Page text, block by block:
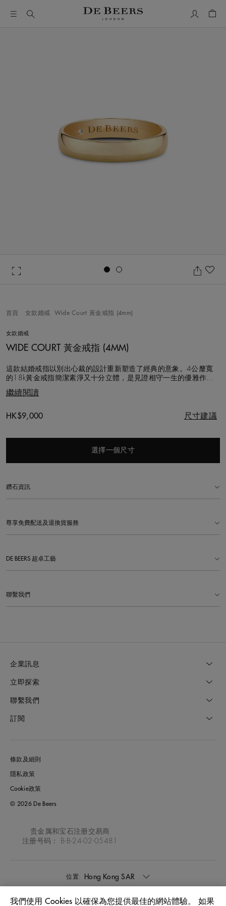
首頁 女款婚戒 Wide Court 黃金戒指 (4mm)
女款婚戒
WIDE COURT 黃金戒指 (4MM)
這款結婚戒指以別出心裁的設計重新塑造了經典的意象。4公釐寬
的18k黃金戒指簡潔素淨又十分立體，是見證相守一生的優雅作
繼續閱讀
Original price
HK$9,000 尺寸建議
選擇一個尺寸
鑽石資訊
尊享免費配送及退換貨服務
DE BEERS 超卓工藝
聯繫我們
企業訊息
立即探索
聯繫我們
訂閱
條款及細則
隱私政策
Cookie政策
© 2026 De Beers
贵金属和宝石注册交易商
注册号码： B-B-24-02-05481
位置: Hong Kong SAR
我們使用 Cookies 以確保為您提供最佳的網站體驗。 如果